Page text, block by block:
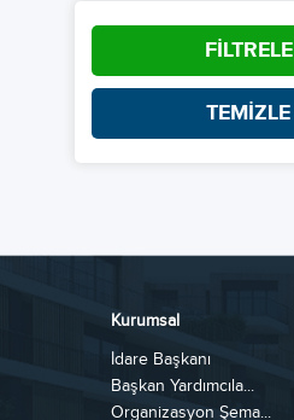
FİLTRELE
TEMİZLE
Kurumsal
İdare Başkanı
Başkan Yardımcıla...
Organizasyon Şema...